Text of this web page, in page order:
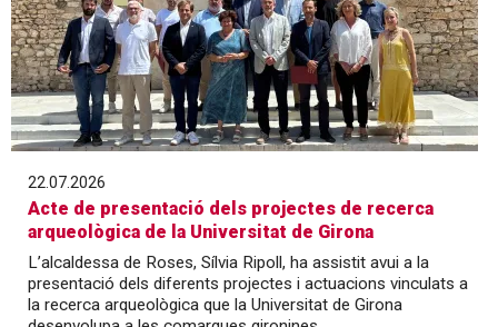
22.07.2026
Acte de presentació dels projectes de recerca
arqueològica de la Universitat de Girona
L’alcaldessa de Roses, Sílvia Ripoll, ha assistit avui a la
presentació dels diferents projectes i actuacions vinculats a
la recerca arqueològica que la Universitat de Girona